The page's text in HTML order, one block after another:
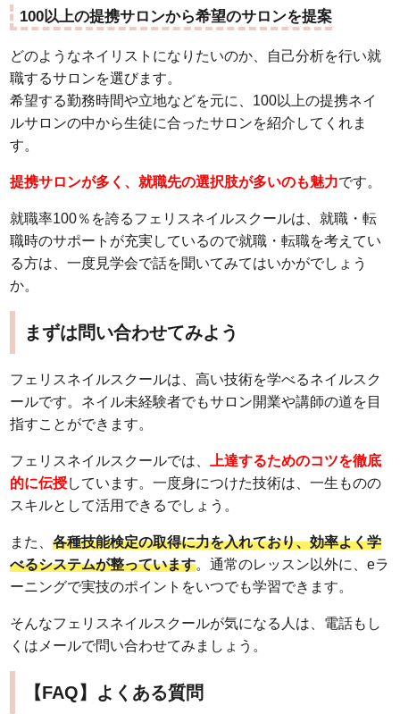
100以上の提携サロンから希望のサロンを提案
どのようなネイリストになりたいのか、自己分析を行い就
職するサロンを選びます。
希望する勤務時間や立地などを元に、100以上の提携ネイ
ルサロンの中から生徒に合ったサロンを紹介してくれま
す。
提携サロンが多く、就職先の選択肢が多いのも魅力です。
就職率100％を誇るフェリスネイルスクールは、就職・転
職時のサポートが充実しているので就職・転職を考えてい
る方は、一度見学会で話を聞いてみてはいかがでしょう
か。
まずは問い合わせてみよう
フェリスネイルスクールは、高い技術を学べるネイルスク
ールです。ネイル未経験者でもサロン開業や講師の道を目
指すことができます。
フェリスネイルスクールでは、
上達するためのコツを徹底
的に伝授しています。一度身につけた技術は、一生ものの
スキルとして活用できるでしょう。
また、各種技能検定の取得に力を入れており、効率よく学
べるシステムが整っています。通常のレッスン以外に、eラ
ーニングで実技のポイントをいつでも学習できます。
そんなフェリスネイルスクールが気になる人は、電話もし
くはメールで問い合わせてみましょう。
【FAQ】よくある質問